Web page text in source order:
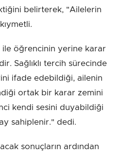
belirterek, "Ailelerin
öğrencinin yerine karar
Sağlıklı tercih sürecinde
ifade edebildiği, ailenin
ortak bir karar zemini
kendi sesini duyabildiği
sahiplenir." dedi.
sonuçların ardından